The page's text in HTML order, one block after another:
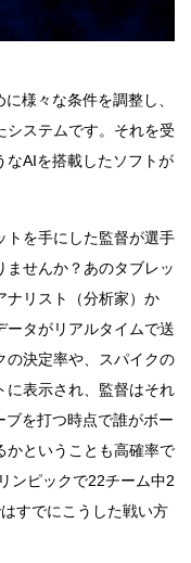
様々な条件を調整し、
システムです。それを受
なAIを搭載したソフトが
トを手にした監督が選手
ませんか？あのタブレッ
ナリスト（分析家）か
ータがリアルタイムで送
の決定率や、スパイクの
に表示され、監督はそれ
を打つ時点で誰がボー
かということも高確率で
ンピックで22チーム中2
すでにこうした戦い方